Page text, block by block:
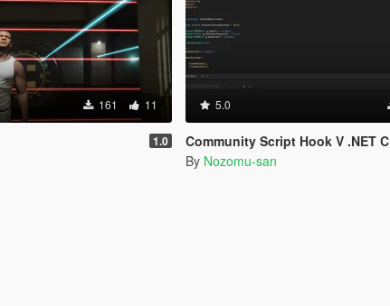
161 11
1.0
5.0
Community Script Hook V .NET Core for Legacy & Enhanced [ .NET Core ]
By Nozomu-san